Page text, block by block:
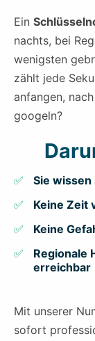
Ein
nachts, bei
wenigsten
zählt jede
anfangen,
googeln?
Sie
Keine Zeit
Keine
Regionale
erreichbar
Mit unserer
sofort